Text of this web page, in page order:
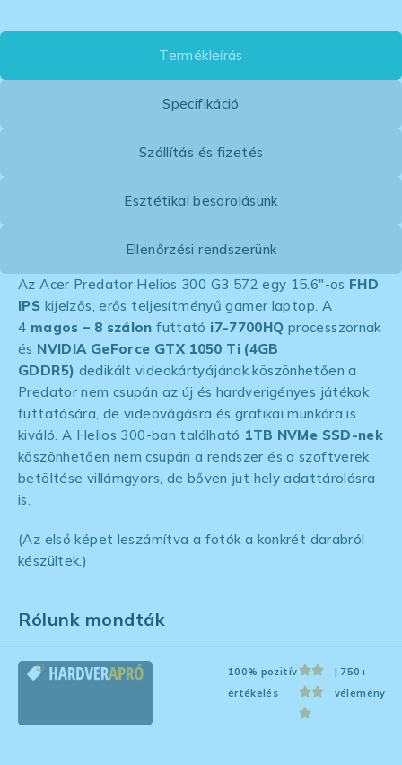
Termékleírás
Specifikáció
Szállítás és fizetés
Esztétikai besorolásunk
Ellenőrzési rendszerünk
Az Acer Predator Helios 300 G3 572 egy 15.6″-os FHD
IPS kijelzős, erős teljesítményű gamer laptop. A
4 magos – 8 szálon futtató i7-7700HQ processzornak
és NVIDIA GeForce GTX 1050 Ti (4GB
GDDR5) dedikált videokártyájának köszönhetően a
Predator nem csupán az új és hardverigényes játékok
futtatására, de videovágásra és grafikai munkára is
kiváló. A Helios 300-ban található 1TB NVMe SSD-nek
köszönhetően nem csupán a rendszer és a szoftverek
betöltése villámgyors, de bőven jut hely adattárolásra
is.
(Az első képet leszámítva a fotók a konkrét darabról
készültek.)
Rólunk mondták
100% pozitív
értékelés
| 750+
vélemény